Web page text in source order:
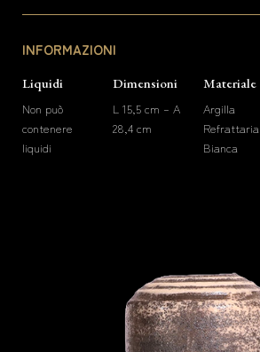
INFORMAZIONI
Liquidi
Non può
contenere
liquidi
Dimensioni
L 15,5 cm – A
28,4 cm
Materiale
Argilla
Refrattaria
Bianca